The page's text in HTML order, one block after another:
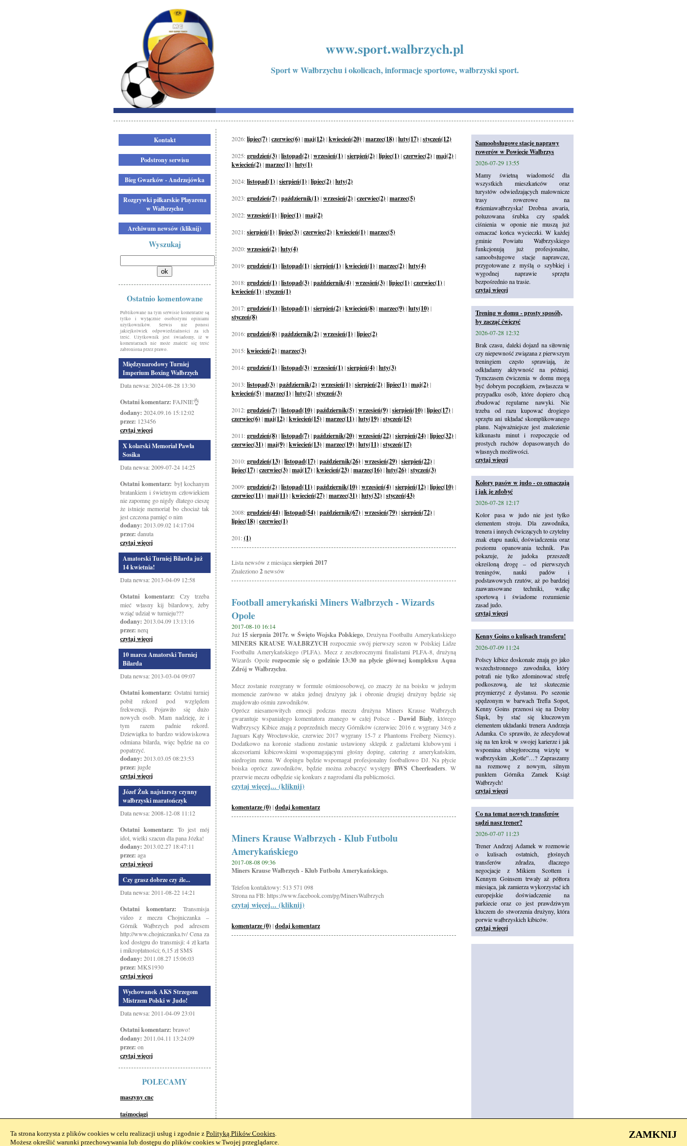
Ta strona korzysta z plików cookies w celu realizacji usług i zgodnie z Polityką Plików Cookies.
Możesz określić warunki przechowywania lub dostępu do plików cookies w Twojej przeglądarce.
ZAMKNIJ
www.sport.walbrzych.pl
Sport w Wałbrzychu i okolicach, informacje sportowe, wałbrzyski sport.
Kontakt
Podstrony serwisu
Bieg Gwarków - Andrzejówka
Rozgrywki piłkarskie Playarena
w Wałbrzychu
Archiwum newsów (kliknij)
Wyszukaj
Ostatnio komentowane
Publikowane na tym serwisie komentarze są
tylko i wyłącznie osobistymi opiniami
użytkowników. Serwis nie ponosi
jakiejkolwiek odpowiedzialności za ich
treść. Użytkownik jest świadomy, iż w
komentarzach nie może znaleźć się treść
zabroniona przez prawo.
Międzynarodowy Turniej
Imperium Boxing Wałbrzych
Data newsa: 2024-08-28 13:30
Ostatni komentarz: FAJNIE👌
dodany: 2024.09.16 15:12:02
przez: 123456
czytaj więcej
X kolarski Memoriał Pawła
Sosika
Data newsa: 2009-07-24 14:25
Ostatni komentarz: był kochanym
bratankiem i świetnym człowiekiem
nie zapomnę go nigdy dlatego cieszę
że istnieje memoriał bo chociaż tak
jest czczona pamięć o nim
dodany: 2013.09.02 14:17:04
przez: danuta
czytaj więcej
Amatorski Turniej Bilarda już
14 kwietnia!
Data newsa: 2013-04-09 12:58
Ostatni komentarz: Czy trzeba
mieć własny kij bilardowy, żeby
wziąć udział w turnieju???
dodany: 2013.04.09 13:13:16
przez: nerq
czytaj więcej
10 marca Amatorski Turniej
Bilarda
Data newsa: 2013-03-04 09:07
Ostatni komentarz: Ostatni turniej
pobił rekord pod względem
frekwencji. Pojawiło się dużo
nowych osób. Mam nadzieję, że i
tym razem padnie rekord.
Dziewiątka to bardzo widowiskowa
odmiana bilarda, więc będzie na co
popatrzyć.
dodany: 2013.03.05 08:23:53
przez: jugde
czytaj więcej
Józef Żuk najstarszy czynny
wałbrzyski maratończyk
Data newsa: 2008-12-08 11:12
Ostatni komentarz: To jest mój
idol, wielki szacun dla pana Józka!
dodany: 2013.02.27 18:47:11
przez: aga
czytaj więcej
Czy grasz dobrze czy źle...
Data newsa: 2011-08-22 14:21
Ostatni komentarz: Transmisja
video z meczu Chojniczanka –
Górnik Wałbrzych pod adresem
http://www.chojniczanka.tv/ Cena za
kod dostępu do transmisji: 4 zł karta
i mikropłatności; 6,15 zł SMS
dodany: 2011.08.27 15:06:03
przez: MKS1930
czytaj więcej
Wychowanek AKS Strzegom
Mistrzem Polski w Judo!
Data newsa: 2011-04-09 23:01
Ostatni komentarz: brawo!
dodany: 2011.04.11 13:24:09
przez: on
czytaj więcej
POLECAMY
maszyny cnc
taśmociągi
2026:lipiec(7)|czerwiec(6)|maj(12)|kwiecień(20)|marzec(18)|luty(17)|styczeń(12)
2025:grudzień(3)|listopad(2)|wrzesień(1)|sierpień(2)|lipiec(1)|czerwiec(2)|maj(2)|
kwiecień(2)|marzec(1)|luty(1)
2024:listopad(1)|sierpień(1)|lipiec(2)|luty(2)
2023:grudzień(7)|październik(1)|wrzesień(2)|czerwiec(2)|marzec(5)
2022:wrzesień(1)|lipiec(1)|maj(2)
2021:sierpień(1)|lipiec(3)|czerwiec(2)|kwiecień(1)|marzec(5)
2020:wrzesień(2)|luty(4)
2019:grudzień(1)|listopad(1)|sierpień(1)|kwiecień(1)|marzec(2)|luty(4)
2018:grudzień(1)|listopad(3)|październik(4)|wrzesień(3)|lipiec(1)|czerwiec(1)|
kwiecień(1)|styczeń(1)
2017:grudzień(1)|listopad(1)|sierpień(2)|kwiecień(8)|marzec(9)|luty(10)|
styczeń(8)
2016:grudzień(8)|październik(2)|wrzesień(1)|lipiec(2)
2015:kwiecień(2)|marzec(3)
2014:grudzień(1)|listopad(3)|wrzesień(1)|sierpień(4)|luty(3)
2013:listopad(3)|październik(2)|wrzesień(1)|sierpień(2)|lipiec(1)|maj(2)|
kwiecień(5)|marzec(1)|luty(2)|styczeń(3)
2012:grudzień(7)|listopad(10)|październik(5)|wrzesień(9)|sierpień(10)|lipiec(17)|
czerwiec(6)|maj(12)|kwiecień(15)|marzec(11)|luty(19)|styczeń(15)
2011:grudzień(8)|listopad(7)|październik(20)|wrzesień(22)|sierpień(24)|lipiec(32)|
czerwiec(31)|maj(9)|kwiecień(13)|marzec(19)|luty(11)|styczeń(17)
2010:grudzień(13)|listopad(17)|październik(26)|wrzesień(29)|sierpień(22)|
lipiec(17)|czerwiec(3)|maj(17)|kwiecień(23)|marzec(16)|luty(26)|styczeń(3)
2009:grudzień(2)|listopad(11)|październik(10)|wrzesień(4)|sierpień(12)|lipiec(10)|
czerwiec(11)|maj(11)|kwiecień(27)|marzec(31)|luty(32)|styczeń(43)
2008:grudzień(44)|listopad(54)|październik(67)|wrzesień(79)|sierpień(72)|
lipiec(18)|czerwiec(1)
201:(1)
Lista newsów z miesiącasierpień 2017
Znaleziono2newsów
Football amerykański Miners Wałbrzych - Wizards
Opole
2017-08-10 16:14
Już 15 sierpnia 2017r. w Święto Wojska Polskiego , Drużyna Footballu Amerykańskiego
MINERS KRAUSE WAŁBRZYCHrozpocznie swój pierwszy sezon w Polskiej Lidze
Footballu Amerykańskiego (PLFA). Mecz z zeszłorocznymi finalistami PLFA-8, drużyną
Wizards Opolerozpocznie się o godzinie 13:30 na płycie głównej kompleksu Aqua
Zdrój w Wałbrzychu.
Mecz zostanie rozegrany w formule ośmioosobowej, co znaczy że na boisku w jednym
momencie zarówno w ataku jednej drużyny jak i obronie drugiej drużyny będzie się
znajdowało ośmiu zawodników.
Oprócz niesamowitych emocji podczas meczu drużyna Miners Krause Wałbrzych
gwarantuje wspaniałego komentatora znanego w całej Polsce - Dawid Biały , którego
Wałbrzyscy Kibice znają z poprzednich meczy Górników (czerwiec 2016 r. wygrany 34:6 z
Jaguars Kąty Wrocławskie, czerwiec 2017 wygrany 15-7 z Phantoms Freiberg Niemcy).
Dodatkowo na koronie stadionu zostanie ustawiony sklepik z gadżetami klubowymi i
akcesoriami kibicowskimi wspomagającymi głośny doping, catering z amerykańskim,
niedrogim menu. W dopingu będzie wspomagał profesjonalny footballowo DJ. Na płycie
boiska oprócz zawodników, będzie można zobaczyć występy BWS Cheerleaders. W
przerwie meczu odbędzie się konkurs z nagrodami dla publiczności.
czytaj więcej... (kliknij)
komentarze (0)|dodaj komentarz
Miners Krause Wałbrzych - Klub Futbolu
Amerykańskiego
2017-08-08 09:36
Miners Krause Wałbrzych - Klub Futbolu Amerykańskiego.
Telefon kontaktowy: 513 571 098
Strona na FB: https://www.facebook.com/pg/MinersWalbrzych
czytaj więcej... (kliknij)
komentarze (0)|dodaj komentarz
Samoobsługowe stacje naprawy
rowerów w Powiecie Wałbrzys
2026-07-29 13:55
Mamy świetną wiadomość dla
wszystkich mieszkańców oraz
turystów odwiedzających malownicze
trasy rowerowe na
#ziemiawałbrzyska! Drobna awaria,
poluzowana śrubka czy spadek
ciśnienia w oponie nie muszą już
oznaczać końca wycieczki. W każdej
gminie Powiatu Wałbrzyskiego
funkcjonują już profesjonalne,
samoobsługowe stacje naprawcze,
przygotowane z myślą o szybkiej i
wygodnej naprawie sprzętu
bezpośrednio na trasie.
czytaj więcej
Trening w domu - prosty sposób,
by zacząć ćwiczyć
2026-07-28 12:32
Brak czasu, daleki dojazd na siłownię
czy niepewność związana z pierwszym
treningiem często sprawiają, że
odkładamy aktywność na później.
Tymczasem ćwiczenia w domu mogą
być dobrym początkiem, zwłaszcza w
przypadku osób, które dopiero chcą
zbudować regularne nawyki. Nie
trzeba od razu kupować drogiego
sprzętu ani układać skomplikowanego
planu. Najważniejsze jest znalezienie
kilkunastu minut i rozpoczęcie od
prostych ruchów dopasowanych do
własnych możliwości.
czytaj więcej
Kolory pasów w judo - co oznaczają
i jak je zdobyć
2026-07-28 12:17
Kolor pasa w judo nie jest tylko
elementem stroju. Dla zawodnika,
trenera i innych ćwiczących to czytelny
znak etapu nauki, doświadczenia oraz
poziomu opanowania technik. Pas
pokazuje, że judoka przeszedł
określoną drogę – od pierwszych
treningów, nauki padów i
podstawowych rzutów, aż po bardziej
zaawansowane techniki, walkę
sportową i świadome rozumienie
zasad judo.
czytaj więcej
Kenny Goins o kulisach transferu!
2026-07-09 11:24
Polscy kibice doskonale znają go jako
wszechstronnego zawodnika, który
potrafi nie tylko zdominować strefę
podkoszową, ale też skutecznie
przymierzyć z dystansu. Po sezonie
spędzonym w barwach Trefla Sopot,
Kenny Goins przenosi się na Dolny
Śląsk, by stać się kluczowym
elementem układanki trenera Andrzeja
Adamka. Co sprawiło, że zdecydował
się na ten krok w swojej karierze i jak
wspomina ubiegłoroczną wizytę w
wałbrzyskim „Kotle”…? Zapraszamy
na rozmowę z nowym, silnym
punktem Górnika Zamek Książ
Wałbrzych!
czytaj więcej
Co na temat nowych transferów
sądzi nasz trener?
2026-07-07 11:23
Trener Andrzej Adamek w rozmowie
o kulisach ostatnich, głośnych
transferów zdradza, dlaczego
negocjacje z Mikiem Scottem i
Kennym Goinsem trwały aż półtora
miesiąca, jak zamierza wykorzystać ich
europejskie doświadczenie na
parkiecie oraz co jest prawdziwym
kluczem do stworzenia drużyny, która
porwie wałbrzyskich kibiców.
czytaj więcej